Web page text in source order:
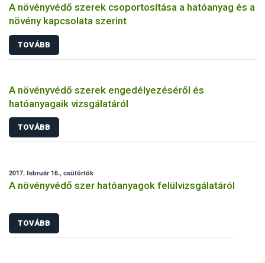
A növényvédő szerek csoportosítása a hatóanyag és a
növény kapcsolata szerint
TOVÁBB
A növényvédő szerek engedélyezéséről és
hatóanyagaik vizsgálatáról
TOVÁBB
2017. február 16., csütörtök
A növényvédő szer hatóanyagok felülvizsgálatáról
TOVÁBB